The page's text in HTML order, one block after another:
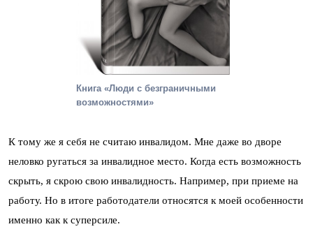
Книга «Люди с безграничными
возможностями»
К тому же я себя не считаю инвалидом. Мне даже во дворе
неловко ругаться за инвалидное место. Когда есть возможность
скрыть, я скрою свою инвалидность. Например, при приеме на
работу. Но в итоге работодатели относятся к моей особенности
именно как к суперсиле.